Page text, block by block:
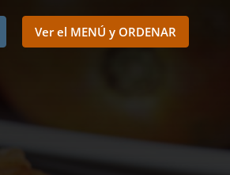
Ver el MENÚ y ORDENAR